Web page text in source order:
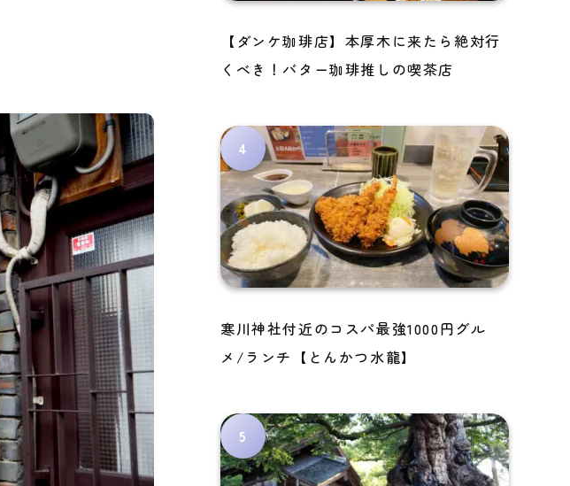
【ダンケ珈琲店】本厚木に来たら絶対行
くべき！バター珈琲推しの喫茶店
寒川神社付近のコスパ最強1000円グル
メ/ランチ【とんかつ水龍】